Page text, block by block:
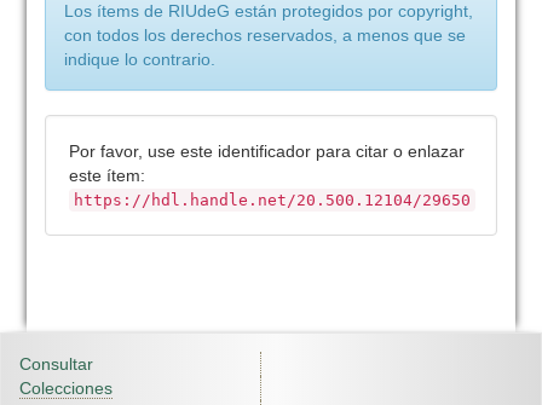
Los ítems de RIUdeG están protegidos por copyright,
con todos los derechos reservados, a menos que se
indique lo contrario.
Por favor, use este identificador para citar o enlazar
este ítem:
https://hdl.handle.net/20.500.12104/29650
Consultar
Colecciones